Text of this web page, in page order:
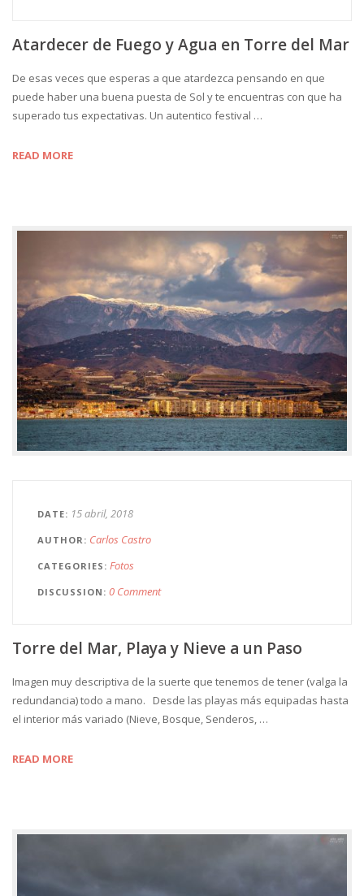
Atardecer de Fuego y Agua en Torre del Mar
De esas veces que esperas a que atardezca pensando en que
puede haber una buena puesta de Sol y te encuentras con que ha
superado tus expectativas. Un autentico festival …
READ MORE
DATE 15 abril, 2018
AUTHOR Carlos Castro
CATEGORIES Fotos
DISCUSSION 0 Comment
Torre del Mar, Playa y Nieve a un Paso
Imagen muy descriptiva de la suerte que tenemos de tener (valga la
redundancia) todo a mano. Desde las playas más equipadas hasta
el interior más variado (Nieve, Bosque, Senderos, …
READ MORE